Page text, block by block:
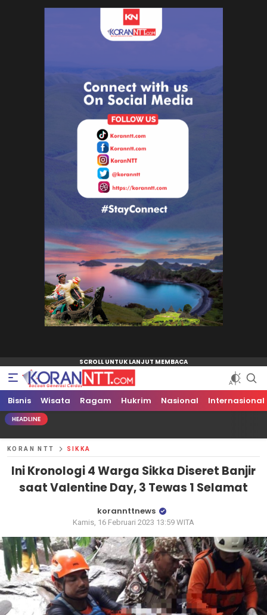
Koran NTT
Bacaan Generasi Cerdas
Bisnis Wisata Ragam Hukrim Nasional Internasional
HEADLINE
KORAN NTT SIKKA
Ini Kronologi 4 Warga Sikka Diseret Banjir
saat Valentine Day, 3 Tewas 1 Selamat
korannttnews
Kamis, 16 Februari 2023 13:59 WITA